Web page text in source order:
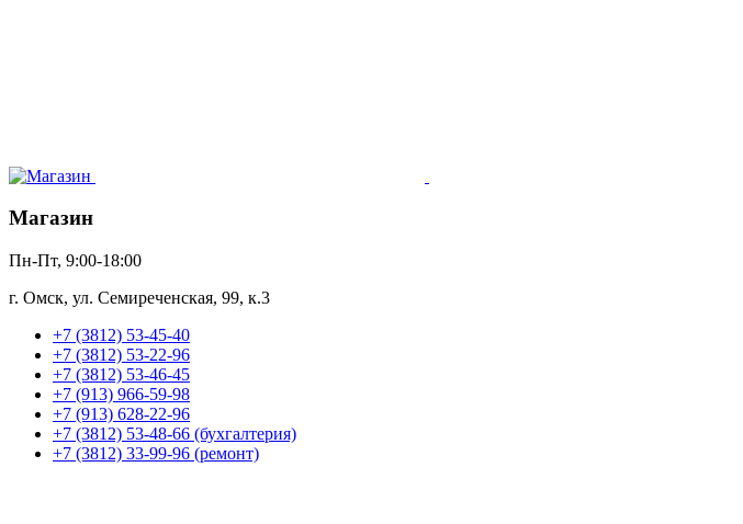
Магазин
Пн-Пт, 9:00-18:00
г. Омск, ул. Семиреченская, 99, к.3
+7 (3812) 53-45-40
+7 (3812) 53-22-96
+7 (3812) 53-46-45
+7 (913) 966-59-98
+7 (913) 628-22-96
+7 (3812) 53-48-66 (бухгалтерия)
+7 (3812) 33-99-96 (ремонт)